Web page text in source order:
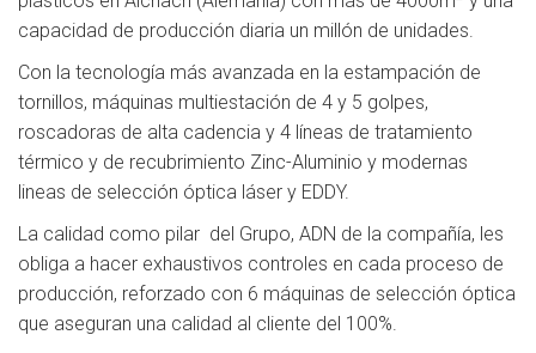
capacidad de producción diaria un millón de unidades.
Con la tecnología más avanzada en la estampación de
tornillos, máquinas multiestación de 4 y 5 golpes,
roscadoras de alta cadencia y 4 líneas de tratamiento
térmico y de recubrimiento Zinc-Aluminio y modernas
lineas de selección óptica láser y EDDY.
La calidad como pilar del Grupo, ADN de la compañía, les
obliga a hacer exhaustivos controles en cada proceso de
producción, reforzado con 6 máquinas de selección óptica
que aseguran una calidad al cliente del 100%.